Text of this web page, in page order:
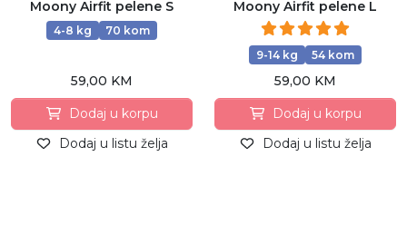
Moony Airfit pelene S
4-8 kg 70 kom
59,00 KM
Dodaj u korpu
Dodaj u listu želja
Moony Airfit pelene L
9-14 kg 54 kom
59,00 KM
Dodaj u korpu
Dodaj u listu želja